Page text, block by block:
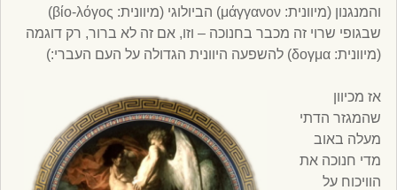
והמנגנון (מיוונית: μάγγανον) הביולוגי (מיוונית: βίο-λόγος)
שבגופי שרוי זה מכבר בחנוכה – וזו, אם זה לא ברור, רק דוגמה
(מיוונית: δογμα) להשפעה היוונית הגדולה על העם העברי:)
אז מכיוון
שהמגזר הדתי
מעלה באוב
מדי חנוכה את
הוויכוח על